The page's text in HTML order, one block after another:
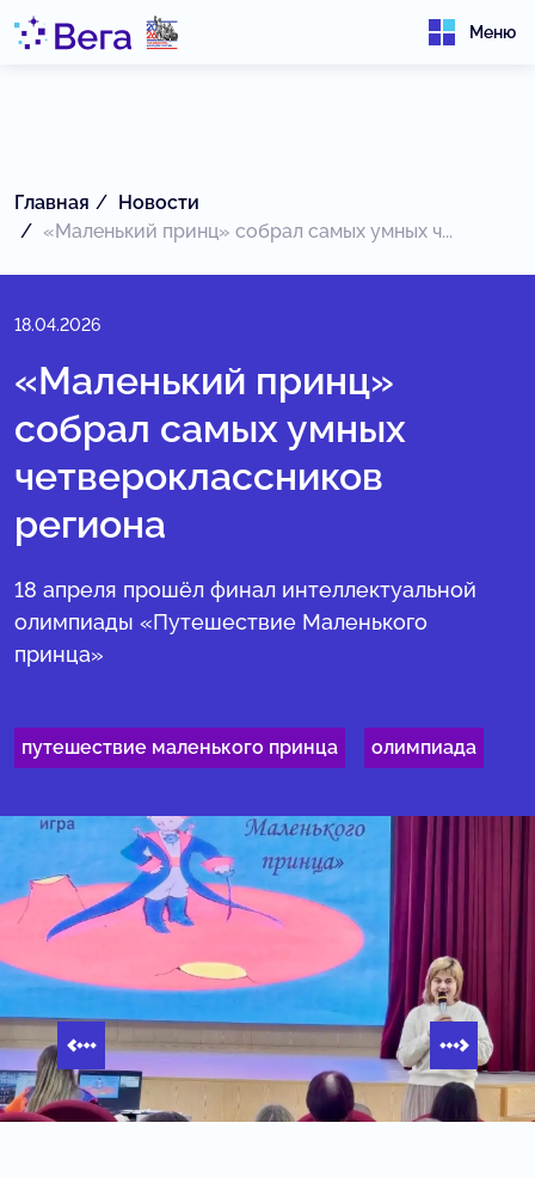
Меню
Главная
Новости
«Маленький принц» собрал самых умных ч...
18.04.2026
«Маленький принц»
собрал самых умных
четвероклассников
региона
18 апреля прошёл финал интеллектуальной
олимпиады «Путешествие Маленького
принца»
путешествие маленького принца олимпиада